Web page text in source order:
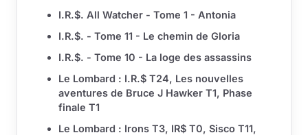
I.R.$. All Watcher - Tome 1 - Antonia
I.R.$. - Tome 11 - Le chemin de Gloria
I.R.$. - Tome 10 - La loge des assassins
Le Lombard : I.R.$ T24, Les nouvelles
aventures de Bruce J Hawker T1, Phase
finale T1
Le Lombard : Irons T3, IR$ T0, Sisco T11,